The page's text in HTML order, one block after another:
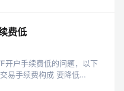
费低
开户手续费低的问题，以下
易手续费构成 要降低
了解其手续费的核心构成：